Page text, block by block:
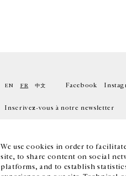
We use cookies in order to
site, to share content on social
platforms, and to establish
EN FR 中文 Facebook
Inscrivez-vous à notre newsletter